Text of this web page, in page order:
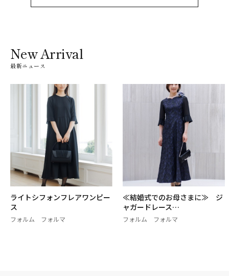
New Arrival
最新ニュース
ライトシフォンフレアワンピー
ス
フォルム フォルマ
≪結婚式でのお母さまに≫ ジ
ャガードレース…
フォルム フォルマ